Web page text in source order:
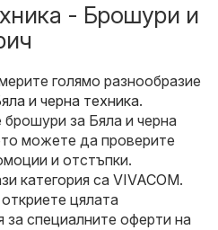
- Брошури и
голямо разнообразие
и черна техника.
за Бяла и черна
можете да проверите
и отстъпки.
категория са VIVACOM.
цялата
специалните оферти на